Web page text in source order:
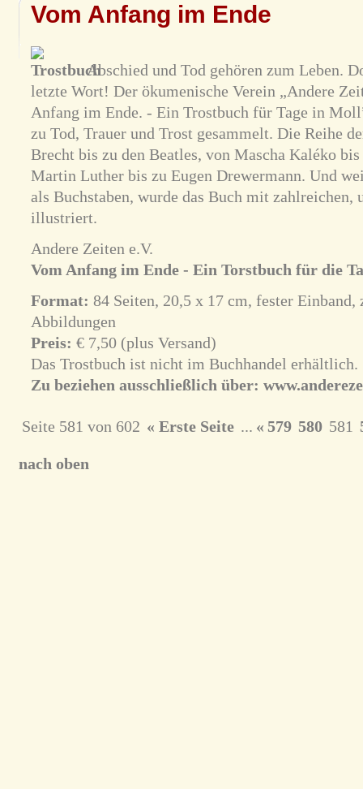
Vom Anfang im Ende
Abschied und Tod gehören zum Leben.
letzte Wort! Der ökumenische Verein „Andere
Anfang im Ende. - Ein Trostbuch für Tage in
zu Tod, Trauer und Trost gesammelt. Die Reihe
Brecht bis zu den Beatles, von Mascha Kaléko
Martin Luther bis zu Eugen Drewermann. Und
als Buchstaben, wurde das Buch mit zahlreichen,
illustriert.
Andere Zeiten e.V.
Vom Anfang im Ende - Ein Torstbuch für die
Format: 84 Seiten, 20,5 x 17 cm, fester Einband,
Abbildungen
Preis: € 7,50 (plus Versand)
Das Trostbuch ist nicht im Buchhandel erhältlich.
Zu beziehen ausschließlich über:
Seite 581 von 602 « Erste Seite ... « 579 580 581
nach oben